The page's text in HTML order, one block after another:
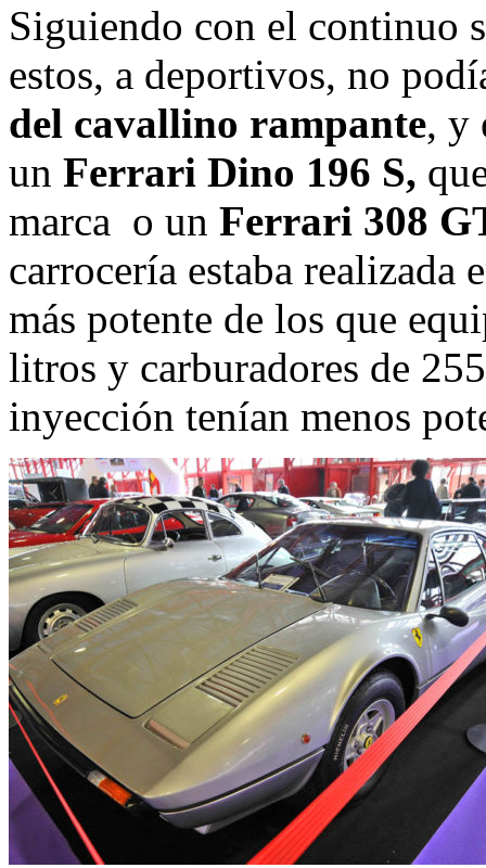
Siguiendo con el continuo
estos, a deportivos, no
del cavallino rampante, y
un Ferrari Dino 196 S,
marca o un Ferrari 308
carrocería estaba
más potente de los que
litros y carburadores de
inyección tenían menos